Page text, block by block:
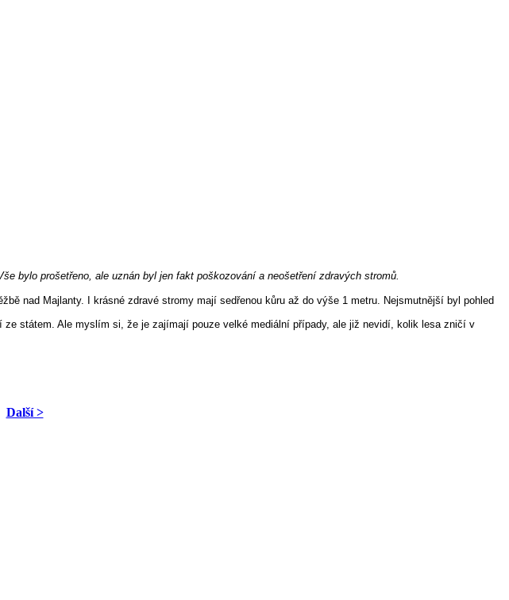
bylo prošetřeno, ale uznán byl jen fakt poškozování a neošetření zdravých stromů.
nad Majlanty. I krásné zdravé stromy mají sedřenou kůru až do výše 1 metru. Nejsmutnější byl pohled
státem. Ale myslím si, že je zajímají pouze velké mediální případy, ale již nevidí, kolik lesa zničí v
Další >